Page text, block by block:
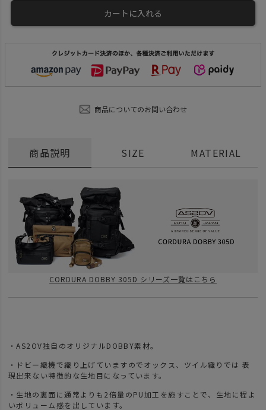
カートに入れる
商品についてのお問い合わせ
商品説明
CORDURA DOBBY 305D シリーズ一覧はこちら
・AS2OV独自のオリジナルDOBBY素材。
・ドビー織機で織り上げていますのでオックス、ツイル織りでは 表
現出来ない特徴的な生地目になっています。
・生地の裏面に通常よりも2倍量のPU加工を施すことで、生地に程よ
いボリューム感を出しています。
SIZE MATERIAL